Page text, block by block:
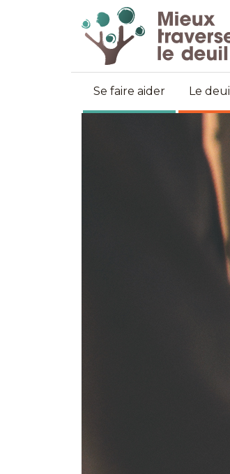
Se faire aider Le deuil